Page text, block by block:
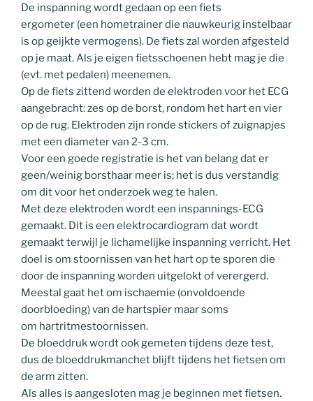
De inspanning wordt gedaan op een fiets
ergometer (een hometrainer die nauwkeurig instelbaar
is op geijkte vermogens). De fiets zal worden afgesteld
op je maat. Als je eigen fietsschoenen hebt mag je die
(evt. met pedalen) meenemen.
Op de fiets zittend worden de elektroden voor het ECG
aangebracht: zes op de borst, rondom het hart en vier
op de rug. Elektroden zijn ronde stickers of zuignapjes
met een diameter van 2-3 cm.
Voor een goede registratie is het van belang dat er
geen/weinig borsthaar meer is; het is dus verstandig
om dit voor het onderzoek weg te halen.
Met deze elektroden wordt een inspannings-ECG
gemaakt. Dit is een elektrocardiogram dat wordt
gemaakt terwijl je lichamelijke inspanning verricht. Het
doel is om stoornissen van het hart op te sporen die
door de inspanning worden uitgelokt of verergerd.
Meestal gaat het om ischaemie (onvoldoende
doorbloeding) van de hartspier maar soms
om hartritmestoornissen.
De bloeddruk wordt ook gemeten tijdens deze test,
dus de bloeddrukmanchet blijft tijdens het fietsen om
de arm zitten.
Als alles is aangesloten mag je beginnen met fietsen.